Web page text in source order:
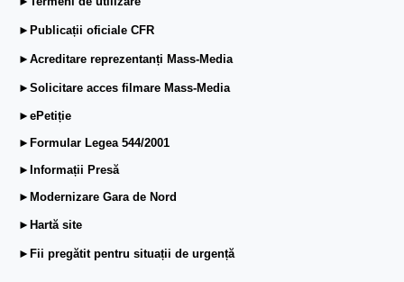
►Publicații oficiale CFR
►Acreditare reprezentanți Mass-Media
►Solicitare acces filmare Mass-Media
►ePetiție
►Formular Legea 544/2001
►Informații Presă
►Modernizare Gara de Nord
►Hartă site
►Fii pregătit pentru situații de urgență